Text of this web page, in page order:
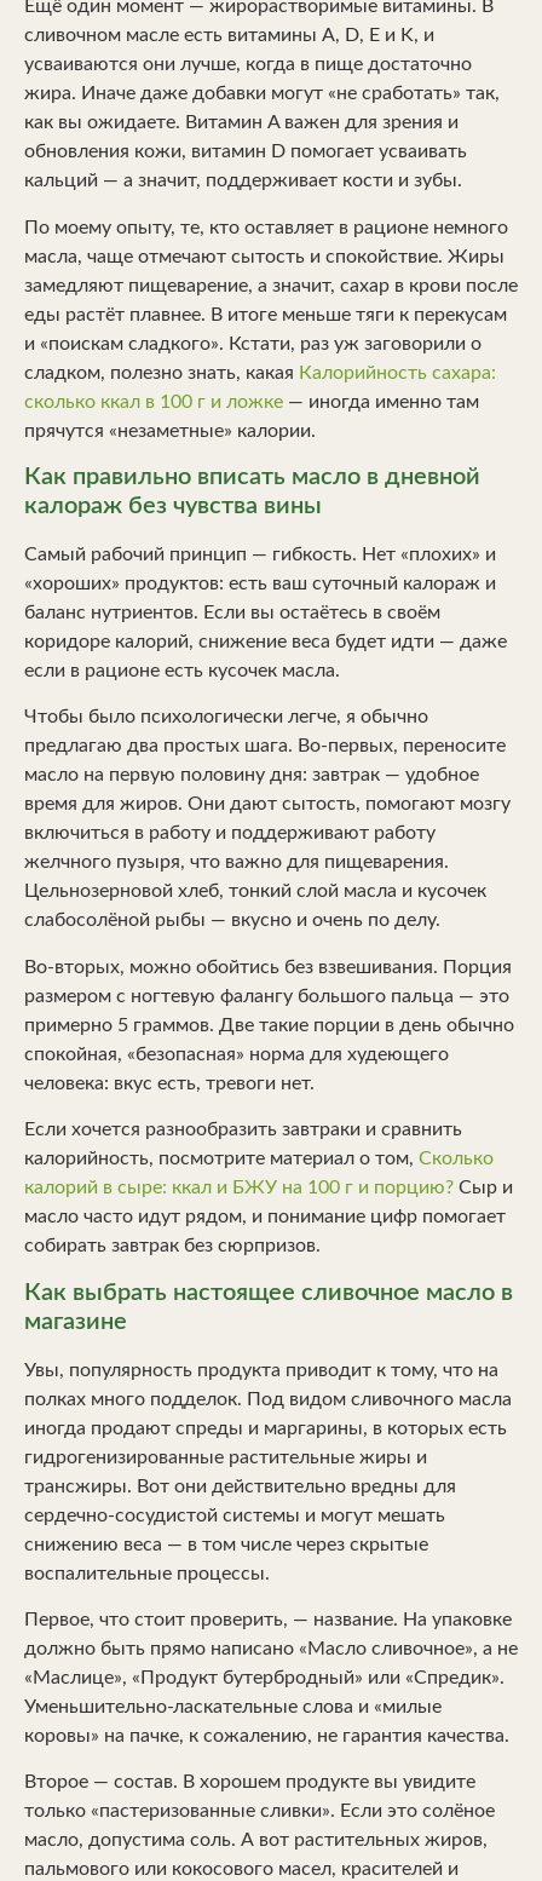
Ещё один момент — жирорастворимые витамины. В
сливочном масле есть витамины A, D, E и K, и
усваиваются они лучше, когда в пище достаточно
жира. Иначе даже добавки могут «не сработать» так,
как вы ожидаете. Витамин A важен для зрения и
обновления кожи, витамин D помогает усваивать
кальций — а значит, поддерживает кости и зубы.
По моему опыту, те, кто оставляет в рационе немного
масла, чаще отмечают сытость и спокойствие. Жиры
замедляют пищеварение, а значит, сахар в крови после
еды растёт плавнее. В итоге меньше тяги к перекусам
и «поискам сладкого». Кстати, раз уж заговорили о
сладком, полезно знать, какая Калорийность сахара:
сколько ккал в 100 г и ложке — иногда именно там
прячутся «незаметные» калории.
Как правильно вписать масло в дневной
калораж без чувства вины
Самый рабочий принцип — гибкость. Нет «плохих» и
«хороших» продуктов: есть ваш суточный калораж и
баланс нутриентов. Если вы остаётесь в своём
коридоре калорий, снижение веса будет идти — даже
если в рационе есть кусочек масла.
Чтобы было психологически легче, я обычно
предлагаю два простых шага. Во-первых, переносите
масло на первую половину дня: завтрак — удобное
время для жиров. Они дают сытость, помогают мозгу
включиться в работу и поддерживают работу
желчного пузыря, что важно для пищеварения.
Цельнозерновой хлеб, тонкий слой масла и кусочек
слабосолёной рыбы — вкусно и очень по делу.
Во-вторых, можно обойтись без взвешивания. Порция
размером с ногтевую фалангу большого пальца — это
примерно 5 граммов. Две такие порции в день обычно
спокойная, «безопасная» норма для худеющего
человека: вкус есть, тревоги нет.
Если хочется разнообразить завтраки и сравнить
калорийность, посмотрите материал о том, Сколько
калорий в сыре: ккал и БЖУ на 100 г и порцию? Сыр и
масло часто идут рядом, и понимание цифр помогает
собирать завтрак без сюрпризов.
Как выбрать настоящее сливочное масло в
магазине
Увы, популярность продукта приводит к тому, что на
полках много подделок. Под видом сливочного масла
иногда продают спреды и маргарины, в которых есть
гидрогенизированные растительные жиры и
трансжиры. Вот они действительно вредны для
сердечно-сосудистой системы и могут мешать
снижению веса — в том числе через скрытые
воспалительные процессы.
Первое, что стоит проверить, — название. На упаковке
должно быть прямо написано «Масло сливочное», а не
«Маслице», «Продукт бутербродный» или «Спредик».
Уменьшительно-ласкательные слова и «милые
коровы» на пачке, к сожалению, не гарантия качества.
Второе — состав. В хорошем продукте вы увидите
только «пастеризованные сливки». Если это солёное
масло, допустима соль. А вот растительных жиров,
пальмового или кокосового масел, красителей и